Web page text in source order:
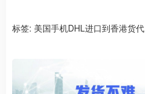
标签: 美国手机DHL进口到香港货代